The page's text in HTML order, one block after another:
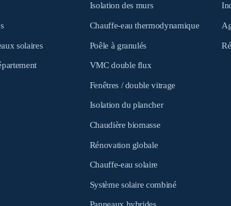
solaires
Isolation des murs
Chauffe-eau thermodynamique
Poêle à granulés
VMC double flux
Fenêtres / double vitrage
Isolation du plancher
Chaudière biomasse
Rénovation globale
Chauffe-eau solaire
Système solaire combiné